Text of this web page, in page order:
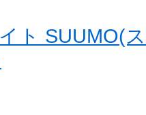
ト SUUMO(